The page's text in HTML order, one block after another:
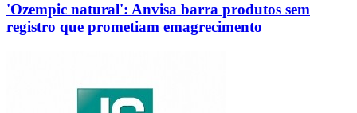
'Ozempic natural': Anvisa barra produtos sem
registro que prometiam emagrecimento